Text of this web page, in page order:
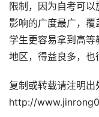
限制，因为自考可
影响的广度最广，
学生更容易拿到高
地区，得益良多，也
复制或转载请注明出
http://